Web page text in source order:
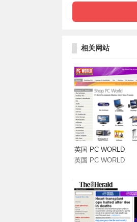
相关网站
英国 PC WORLD
英国 PC WORLD